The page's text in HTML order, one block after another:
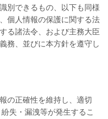
別できるもの、以下も同様
個人情報の保護に関する法
る諸法令、および主務大臣
務、並びに本方針を遵守し
の正確性を維持し、適切
失・漏洩等が発生するこ